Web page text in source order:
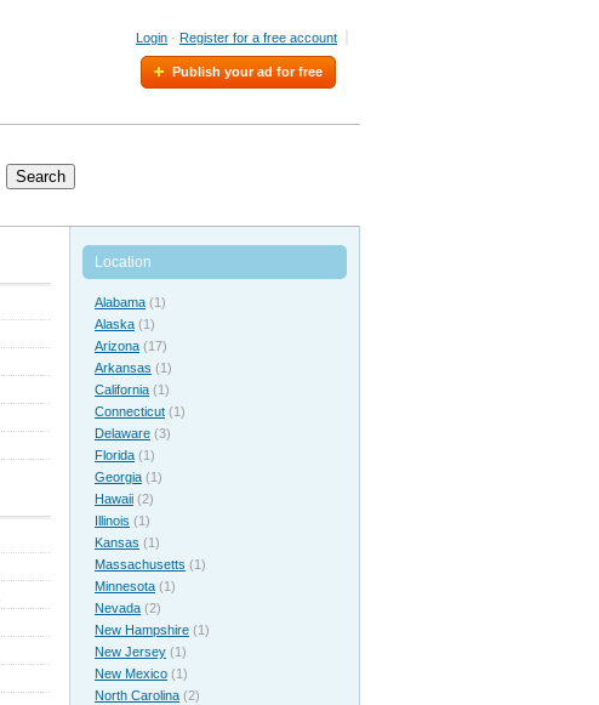
Login · Register for a free account
Publish your ad for free
Search
Location
Alabama (1)
Alaska (1)
Arizona (17)
Arkansas (1)
California (1)
Connecticut (1)
Delaware (3)
Florida (1)
Georgia (1)
Hawaii (2)
Illinois (1)
Kansas (1)
Massachusetts (1)
Minnesota (1)
Nevada (2)
New Hampshire (1)
New Jersey (1)
New Mexico (1)
North Carolina (2)